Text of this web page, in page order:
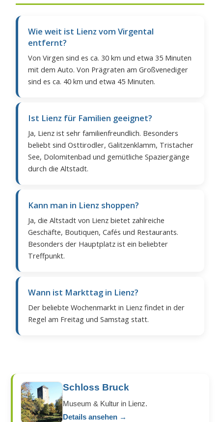
Wie weit ist Lienz vom Virgental
entfernt?
Von Virgen sind es ca. 30 km und etwa 35 Minuten
mit dem Auto. Von Prägraten am Großvenediger
sind es ca. 40 km und etwa 45 Minuten.
Ist Lienz für Familien geeignet?
Ja, Lienz ist sehr familienfreundlich. Besonders
beliebt sind Osttirodler, Galitzenklamm, Tristacher
See, Dolomitenbad und gemütliche Spaziergänge
durch die Altstadt.
Kann man in Lienz shoppen?
Ja, die Altstadt von Lienz bietet zahlreiche
Geschäfte, Boutiquen, Cafés und Restaurants.
Besonders der Hauptplatz ist ein beliebter
Treffpunkt.
Wann ist Markttag in Lienz?
Der beliebte Wochenmarkt in Lienz findet in der
Regel am Freitag und Samstag statt.
Schloss Bruck
Museum & Kultur in Lienz.
Details ansehen →